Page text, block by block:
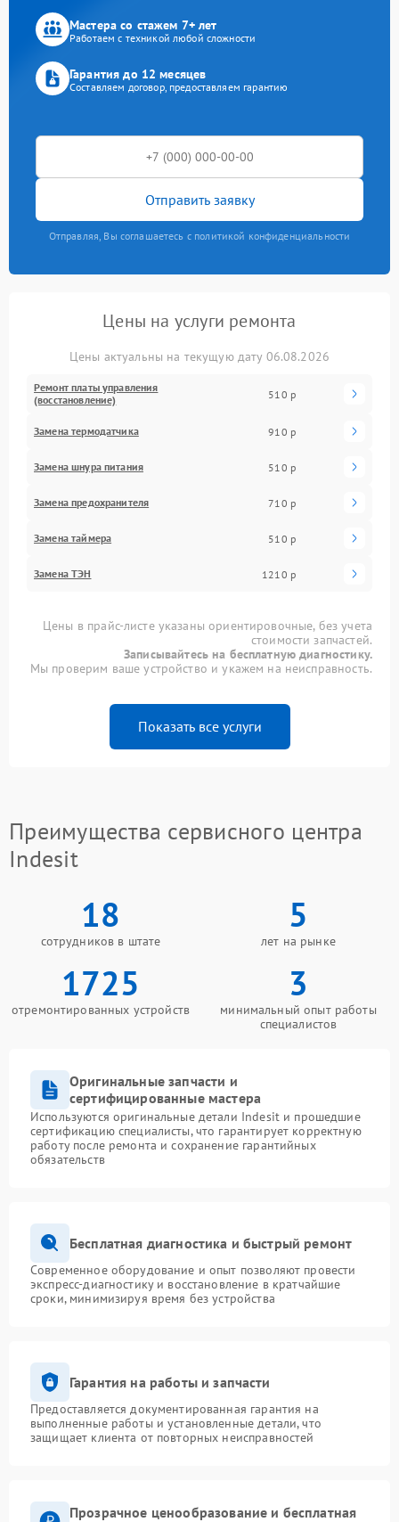
Мастера со стажем 7+ лет
Работаем с техникой любой сложности
Гарантия до 12 месяцев
Составляем договор, предоставляем гарантию
Отправить заявку
Отправляя, Вы соглашаетесь с политикой конфиденциальности
Цены на услуги ремонта
Цены актуальны на текущую дату 06.08.2026
Ремонт платы управления
(восстановление)
510 р
Замена термодатчика 910 р
Замена шнура питания 510 р
Замена предохранителя 710 р
Замена таймера 510 р
Замена ТЭН 1210 р
Цены в прайс-листе указаны ориентировочные, без учета
стоимости запчастей.
Записывайтесь на бесплатную диагностику.
Мы проверим ваше устройство и укажем на неисправность.
Показать все услуги
Преимущества сервисного центра
Indesit
18
сотрудников в штате
5
лет на рынке
1725
отремонтированных устройств
3
минимальный опыт работы
специалистов
Оригинальные запчасти и
сертифицированные мастера
Используются оригинальные детали Indesit и прошедшие
сертификацию специалисты, что гарантирует корректную
работу после ремонта и сохранение гарантийных
обязательств
Бесплатная диагностика и быстрый ремонт
Современное оборудование и опыт позволяют провести
экспресс-диагностику и восстановление в кратчайшие
сроки, минимизируя время без устройства
Гарантия на работы и запчасти
Предоставляется документированная гарантия на
выполненные работы и установленные детали, что
защищает клиента от повторных неисправностей
Прозрачное ценообразование и бесплатная